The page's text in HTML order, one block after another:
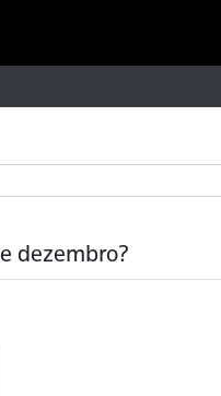
dezembro?